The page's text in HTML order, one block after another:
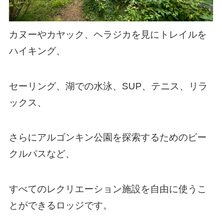
カヌーやカヤック、ヘラジカを見にトレイルを
ハイキング、
セーリング、湖での水泳、SUP、テニス、リラ
ックス、
さらにアルゴンキン公園を探索するためのビー
クルパスなど、
すべてのレクリエーション施設を自由に使うこ
とができるロッジです。